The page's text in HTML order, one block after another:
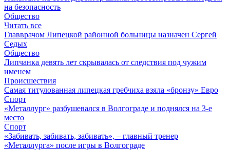
на безопасность
Общество
Читать все
Главврачом Липецкой районной больницы назначен Сергей
Седых
Общество
Липчанка девять лет скрывалась от следствия под чужим
именем
Происшествия
Самая титулованная липецкая гребчиха взяла «бронзу» Евро
Спорт
«Металлург» разбушевался в Волгограде и поднялся на 3-е
место
Спорт
«Забивать, забивать, забивать», – главный тренер
«Металлурга» после игры в Волгограде